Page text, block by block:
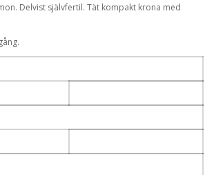
Delvist självfertil. Tät kompakt krona med